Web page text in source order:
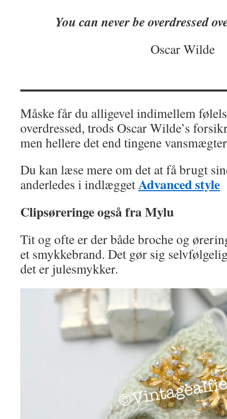
You can never be overdressed
Oscar Wilde
Måske får du alligevel indimellem
overdressed, trods Oscar Wilde’s
men hellere det end tingene
Du kan læse mere om det at få brugt
anderledes i indlæggetAdvanced style
Clipsøreringe også fra Mylu
Tit og ofte er der både broche og
et smykkebrand. Det gør sig
det er julesmykker.